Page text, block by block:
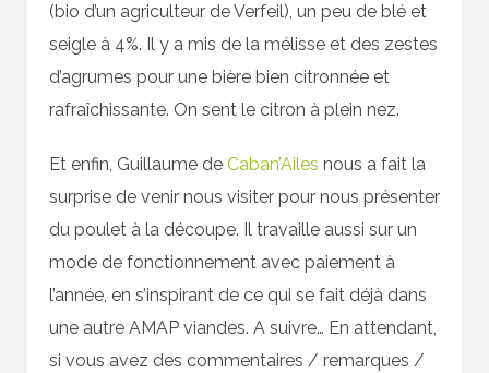
(bio d’un agriculteur de Verfeil), un peu de blé et
seigle à 4%. Il y a mis de la mélisse et des zestes
d’agrumes pour une bière bien citronnée et
rafraîchissante. On sent le citron à plein nez.
Et enfin, Guillaume de Caban’Ailes nous a fait la
surprise de venir nous visiter pour nous présenter
du poulet à la découpe. Il travaille aussi sur un
mode de fonctionnement avec paiement à
l’année, en s’inspirant de ce qui se fait déjà dans
une autre AMAP viandes. A suivre… En attendant,
si vous avez des commentaires / remarques /